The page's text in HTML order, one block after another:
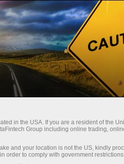
условия
in the USA. If you are a resident of the
Group including online trading,
and your location is not the US, kindly
order to comply with government